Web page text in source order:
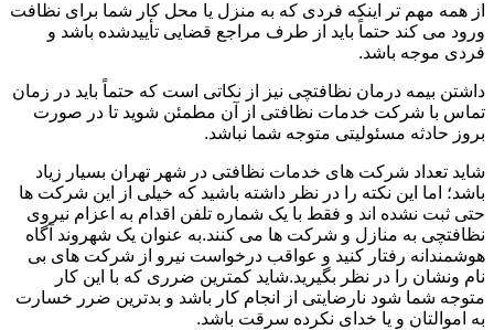
از همه مهم تر اینکه فردی که به منزل یا محل کار شما برای نظافت
ورود می کند حتماً باید از طرف مراجع قضایی تأییدشده باشد و
فردی موجه باشد.
داشتن بیمه درمان نظافتچی نیز از نکاتی است که حتماً باید در زمان
تماس با شرکت خدمات نظافتی از آن مطمئن شوید تا در صورت
بروز حادثه مسئولیتی متوجه شما نباشد.
شاید تعداد شرکت های خدمات نظافتی در شهر تهران بسیار زیاد
باشد؛ اما این نکته را در نظر داشته باشید که خیلی از این شرکت ها
حتی ثبت نشده اند و فقط با یک شماره تلفن اقدام به اعزام نیروی
نظافتچی به منازل و شرکت ها می کنند.به عنوان یک شهروند آگاه
هوشمندانه رفتار کنید و عواقب درخواست نیرو از شرکت های بی
نام ونشان را در نظر بگیرید.شاید کمترین ضرری که با این کار
متوجه شما شود نارضایتی از انجام کار باشد و بدترین ضرر خسارت
به اموالتان و یا خدای نکرده سرقت باشد.